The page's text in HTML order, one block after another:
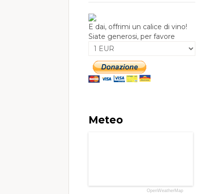
E dai, offrimi un calice di vino!
Siate generosi, per favore
Meteo
OpenWeatherMap